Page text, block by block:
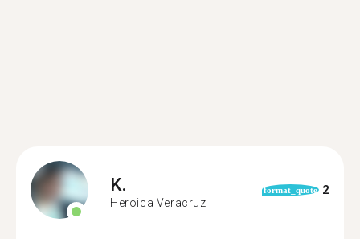
K.
Heroica Veracruz
format_quote 2